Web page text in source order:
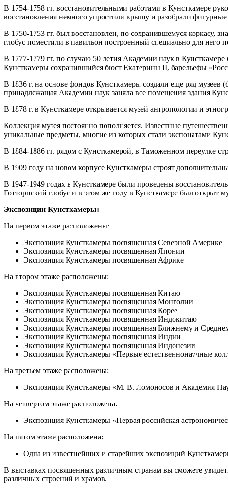
В 1754-1758 гг. восстановительными работами в Кунсткамере
восстановления немного упростили крышу и разобрали
В 1750-1753 гг. был восстановлен, по сохранившемуся коркасу,
глобус поместили в павильон построенный специально для
В 1777-1779 гг. по случаю 50 летия Академии наук в
Кунсткамеры сохранившийся бюст Екатерины II, барельефы
В 1836 г. на основе фондов Кунсткамеры создали еще ряд музеев
принадлежащая Академии наук заняла все помещения здания
В 1878 г. в Кунсткамере открывается музей антропологии и
Коллекция музея постоянно пополняется. Известные
уникальные предметы, многие из которых стали экспонатами
В 1884-1886 гг. рядом с Кунсткамерой, в Таможенном переулке
В 1909 году на новом корпусе Кунсткамеры строят
В 1947-1949 годах в Кунсткамере были проведены
Готторпский глобус и в этом же году в Кунсткамере был
Экспозиции Кунсткамеры:
На первом этаже расположены:
Экспозиция Кунсткамеры посвященная Северной Америке
Экспозиция Кунсткамеры посвященная Японии
Экспозиция Кунсткамеры посвященная Африке
На втором этаже расположены:
Экспозиция Кунсткамеры посвященная Китаю
Экспозиция Кунсткамеры посвященная Монголии
Экспозиция Кунсткамеры посвященная Корее
Экспозиция Кунсткамеры посвященная Индокитаю
Экспозиция Кунсткамеры посвященная Ближнему и
Экспозиция Кунсткамеры посвященная Индии
Экспозиция Кунсткамеры посвященная Индонезии
Экспозиция Кунсткамеры «Первые естественнонаучные
На третьем этаже расположена:
Экспозиция Кунсткамеры «М. В. Ломоносов и Академия
На четвертом этаже расположена:
Экспозиция Кунсткамеры «Первая российская
На пятом этаже расположена:
Одна из известнейших и старейших экспозиций
В выставках посвященных различным странам вы сможете
различных строений и храмов.